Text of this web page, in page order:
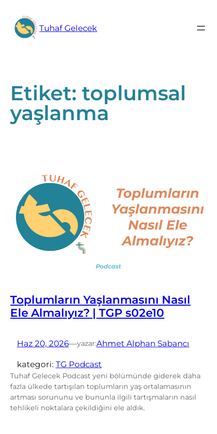
geç
Tuhaf Gelecek
Etiket:toplumsal
yaşlanma
Toplumların Yaşlanmasını Nasıl
Ele Almalıyız? | TGP s02e10
Haz 20, 2026—yazar:Ahmet Alphan Sabancı
kategori: TG Podcast
Tuhaf Gelecek Podcast yeni bölümünde giderek daha
fazla ülkede tartışılan toplumların yaş ortalamasının
artması sorununu ve bununla ilgili tartışmaların nasıl
tehlikeli noktalara çekildiğini ele aldık.